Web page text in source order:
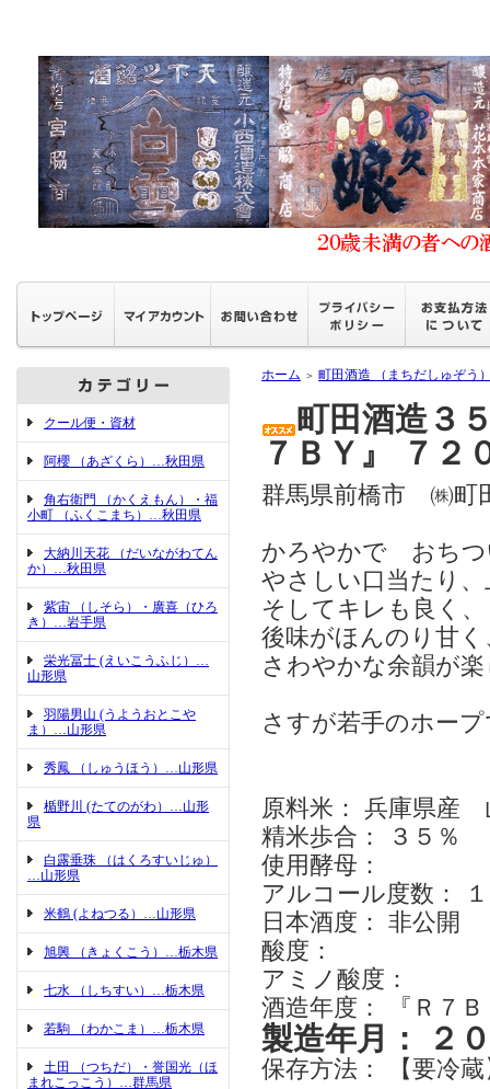
クール便・資材
阿櫻 （あざくら）…秋田県
角右衛門 （かくえもん）・福
小町 （ふくこまち）…秋田県
大納川天花 （だいながわてん
か）…秋田県
紫宙 （しそら）・廣喜（ひろ
き）…岩手県
栄光冨士 (えいこうふじ）…
山形県
羽陽男山 (うようおとこや
ま）…山形県
秀鳳 （しゅうほう）…山形県
楯野川 (たてのがわ）…山形
県
白露垂珠 （はくろすいじゅ）
…山形県
米鶴 (よねつる）…山形県
旭興 （きょくこう）…栃木県
七水 （しちすい）…栃木県
若駒 （わかこま）…栃木県
土田 （つちだ）・誉国光（ほ
まれこっこう）…群馬県
ホーム ＞ 町田酒造 （まちだしゅぞう
町田酒造３
７ＢＹ』 ７２
群馬県前橋市 ㈱町
かろやかで おちつ
やさしい口当たり
そしてキレも良く、
後味がほんのり甘く
さわやかな余韻が
さすが若手のホー
原料米： 兵庫県産
精米歩合： ３５％
使用酵母：
アルコール度数：
日本酒度： 非公開
酸度：
アミノ酸度：
酒造年度： 『Ｒ７Ｂ
製造年月： ２
保存方法： 【要冷蔵